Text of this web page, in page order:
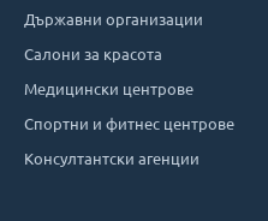
Държавни организации
Салони за красота
Медицински центрове
Спортни и фитнес центрове
Консултантски агенции